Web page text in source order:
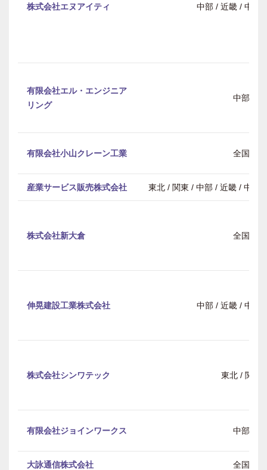
株式会社エヌアイティ 中部 / 近畿 / 中国
有限会社エル・エンジニア
リング
中部
有限会社小山クレーン工業 全国
産業サービス販売株式会社 東北 / 関東 / 中部 / 近畿 / 中国
株式会社新大倉 全国
伸晃建設工業株式会社 中部 / 近畿 / 中国
株式会社シンワテック 東北 / 関東
有限会社ジョインワークス 中部
大詠通信株式会社 全国